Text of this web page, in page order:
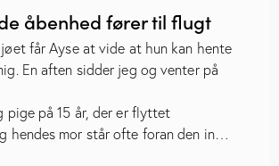
åbenhed fører til flugt
får Ayse at vide at hun kan hente
En aften sidder jeg og venter på
pige på 15 år, der er flyttet
hendes mor står ofte foran den in…